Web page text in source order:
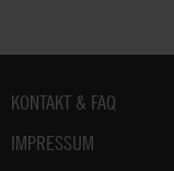
Fußbereich
KONTAKT & FAQ
IMPRESSUM